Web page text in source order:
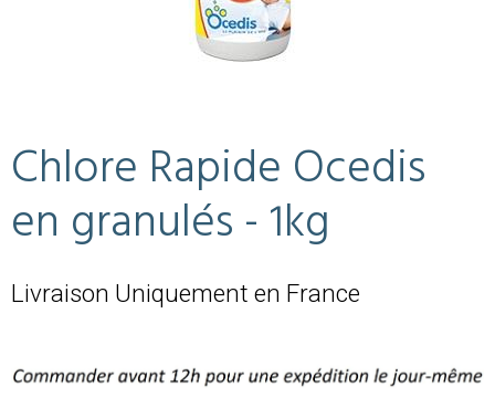
Chlore Rapide Ocedis
en granulés - 1kg
Livraison Uniquement en France